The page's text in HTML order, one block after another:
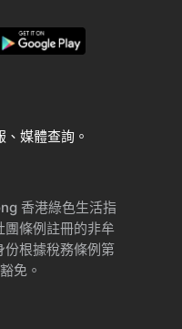
媒體查詢。
香港綠色生活指
團條例註冊的非牟
份根據稅務條例第
免。